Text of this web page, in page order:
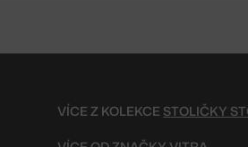
VÍCE Z KOLEKCE STOLIČKY